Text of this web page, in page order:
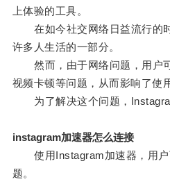
上体验的工具。
在如今社交网络日益流行的
许多人生活的一部分。
然而，由于网络问题，用户可
视频卡顿等问题，从而影响了使
为了解决这个问题，
instagram加速器怎么连接
使用Instagram加速器，用户
题。